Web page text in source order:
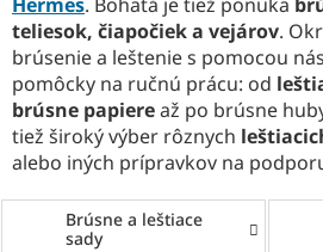
teliesok, čiapočiek a vejárov.
brúsenie a leštenie s pomocou
pomôcky na ručnú prácu: od
brúsne papiereaž po brúsne
tiež široký výber rôznych
alebo iných prípravkov na
Brúsne a leštiace
sady